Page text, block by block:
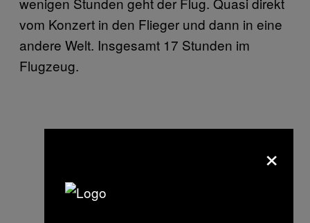
vom Konzert in den Flieger und dann in eine
andere Welt. Insgesamt 17 Stunden im
Flugzeug.
×